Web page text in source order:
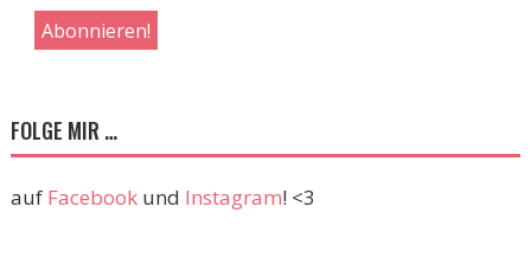
FOLGE MIR …
auf Facebookund Instagram! <3